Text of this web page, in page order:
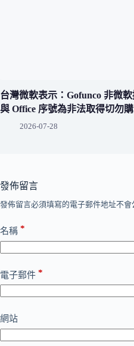
台灣微軟表示：Gofunco 非微
與 Office 序號為非法取得切勿
2026-07-28
發佈留言
發佈留言必須填寫的電子郵件地址不會
名稱 *
電子郵件 *
網站